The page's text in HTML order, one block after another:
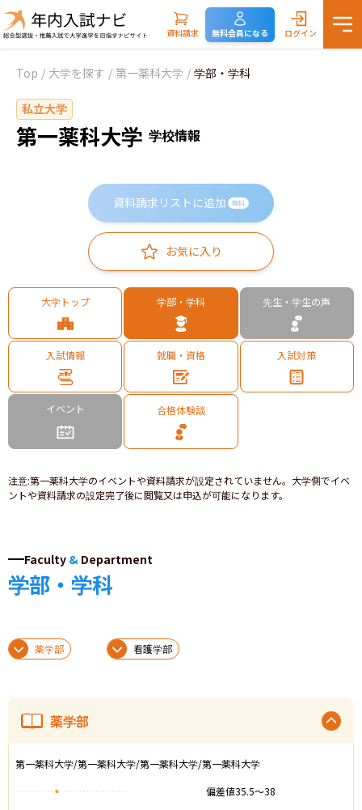
資料請求 無料会員になる ログイン
Top / 大学を探す / 第一薬科大学 / 学部・学科
私立大学
第一薬科大学 学校情報
資料請求リストに追加 無料
お気に入り
大学トップ 学部・学科 先生・学生の声
入試情報 就職・資格 入試対策
イベント 合格体験談
注意:第一薬科大学のイベントや資料請求が設定されていません。大学側でイベ
ントや資料請求の設定完了後に閲覧又は申込が可能になります。
Faculty & Department
学部・学科
薬学部 看護学部
薬学部
第一薬科大学/第一薬科大学/第一薬科大学/第一薬科大学
偏差値35.5〜38